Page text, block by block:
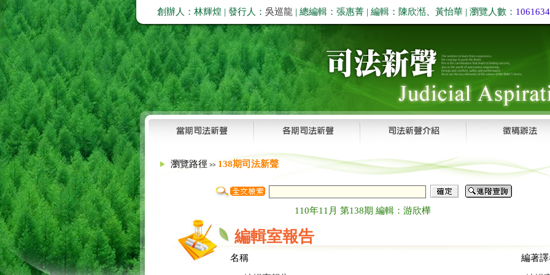
創辦人：林輝煌 | 發行人： 吳巡龍 | 總編輯：張惠菁 | 編輯：陳欣湉、黃怡華 | 瀏覽人數： 1061634
瀏覽路徑 >> 138期司法新聲
110年11月 第138期 編輯：游欣樺
編輯室報告
名稱 編著